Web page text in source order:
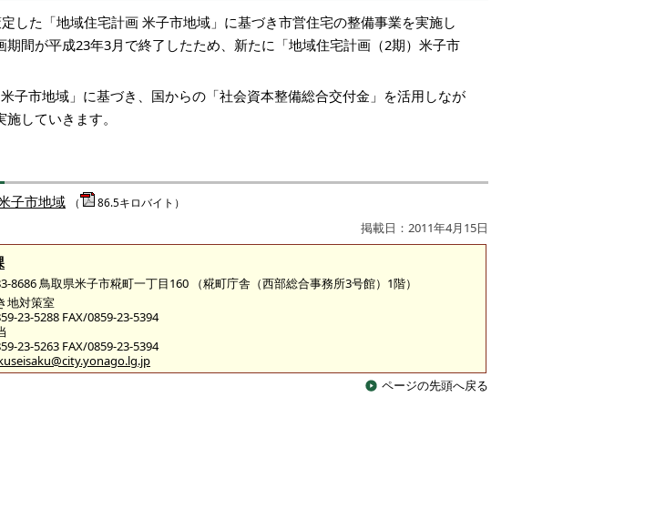
した「地域住宅計画 米子市地域」に基づき市営住宅の整備事業を実施し
間が平成23年3月で終了したため、新たに「地域住宅計画（2期）米子市
子市地域」に基づき、国からの「社会資本整備総合交付金」を活用しなが
していきます。
子市地域 （ 86.5キロバイト）
掲載日：2011年4月15日
8686 鳥取県米子市糀町一丁目160 （糀町庁舎（西部総合事務所3号館）1階）
地対策室
23-5288 FAX/0859-23-5394
23-5263 FAX/0859-23-5394
ページの先頭へ戻る